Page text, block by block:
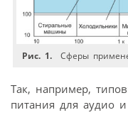
Рис. 1. Сферы
Так, например,
питания для аудио